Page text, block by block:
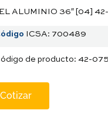
ALUMINIO 36″ [04]
ICSA: 700489
de producto: 42-075
Cotizar